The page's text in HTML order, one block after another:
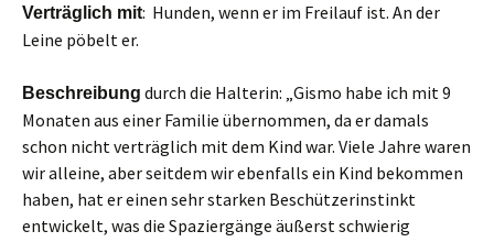
Verträglich mit: Hunden, wenn er im Freilauf ist. An der
Leine pöbelt er.
Beschreibung durch die Halterin: „Gismo habe ich mit 9
Monaten aus einer Familie übernommen, da er damals
schon nicht verträglich mit dem Kind war. Viele Jahre waren
wir alleine, aber seitdem wir ebenfalls ein Kind bekommen
haben, hat er einen sehr starken Beschützerinstinkt
entwickelt, was die Spaziergänge äußerst schwierig